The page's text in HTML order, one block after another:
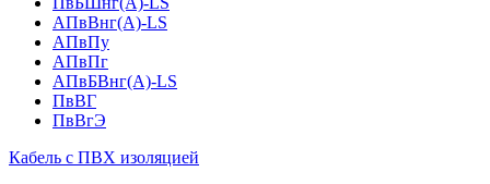
АПвВнг(А)-LS
АПвПу
АПвПг
АПвБВнг(А)-LS
ПвВГ
ПвВгЭ
Кабель с ПВХ изоляцией